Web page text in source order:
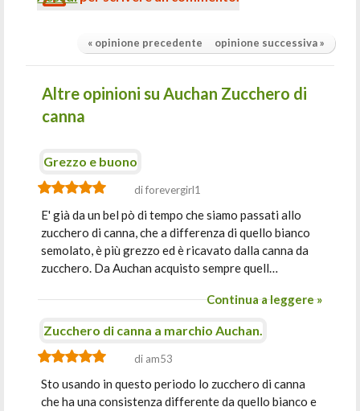
« opinione precedente opinione successiva »
Altre opinioni su Auchan Zucchero di
canna
Grezzo e buono
di forevergirl1
E' già da un bel pò di tempo che siamo passati allo
zucchero di canna, che a differenza di quello bianco
semolato, è più grezzo ed è ricavato dalla canna da
zucchero. Da Auchan acquisto sempre quell…
Continua a leggere »
Zucchero di canna a marchio Auchan.
di am53
Sto usando in questo periodo lo zucchero di canna
che ha una consistenza differente da quello bianco e